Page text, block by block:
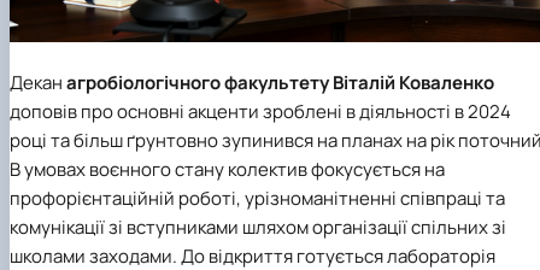
Деканагробіологічного факультетуВіталій Коваленко
доповів про основні акценти зроблені в діяльності в 2024
році та більш ґрунтовно зупинився на планах на рік
В умовах воєнного стану колектив фокусується на
профорієнтаційній роботі, урізноманітненні співпраці та
комунікації зі вступниками шляхом організації спільних зі
школами заходами. До відкриття готується лабораторія